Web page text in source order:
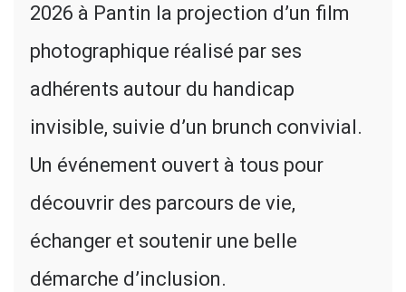
2026 à Pantin la projection d’un film
photographique réalisé par ses
adhérents autour du handicap
invisible, suivie d’un brunch convivial.
Un événement ouvert à tous pour
découvrir des parcours de vie,
échanger et soutenir une belle
démarche d’inclusion.